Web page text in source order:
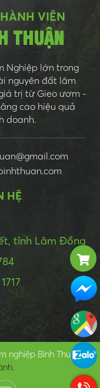
VIÊN
THUẬN
Nghiệp lớn trong
nguyên đất lâm
trị từ Gieo ươm -
cao hiệu quả
doanh.
HỆ
tỉnh Lâm Đồng
nghiệp Bình Thuận.